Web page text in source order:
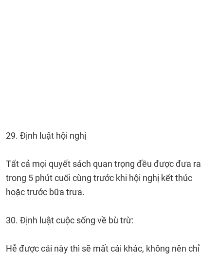
29. Định luật hội nghị
Tất cả mọi quyết sách quan trọng đều được đưa ra
trong 5 phút cuối cùng trước khi hội nghị kết thúc
hoặc trước bữa trưa.
30. Định luật cuộc sống về bù trừ:
Hễ được cái này thì sẽ mất cái khác, không nên chỉ